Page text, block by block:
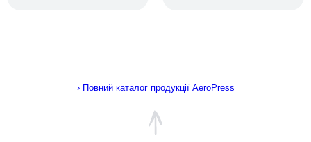
› Повний каталог продукції AeroPress